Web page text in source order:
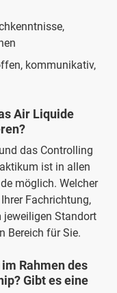
kommunikativ,
Air Liquide
das Controlling
ist in allen
möglich. Welcher
Fachrichtung,
jeweiligen Standort
Bereich für Sie.
Rahmen des
Gibt es eine